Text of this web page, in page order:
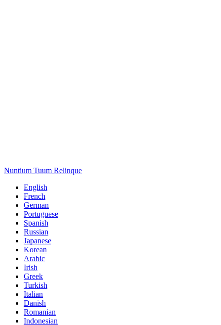
Nuntium Tuum Relinque
English
French
German
Portuguese
Spanish
Russian
Japanese
Korean
Arabic
Irish
Greek
Turkish
Italian
Danish
Romanian
Indonesian